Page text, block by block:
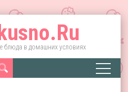
блюда в домашних условиях